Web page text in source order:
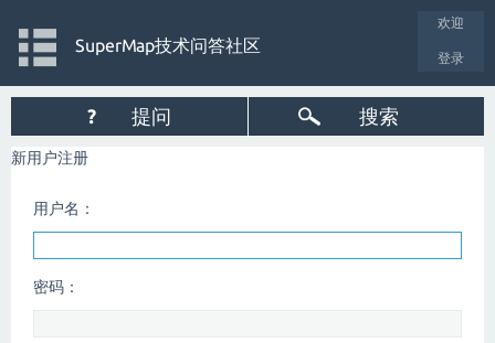
欢迎
登录
SuperMap技术问答社区
? 提问 搜索
新用户注册
用户名：
密码：